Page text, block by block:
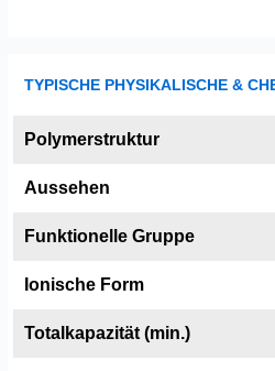
TYPISCHE PHYSIKALISCHE &
Polymerstruktur
Aussehen
Funktionelle Gruppe
Ionische Form
Totalkapazität (min.)